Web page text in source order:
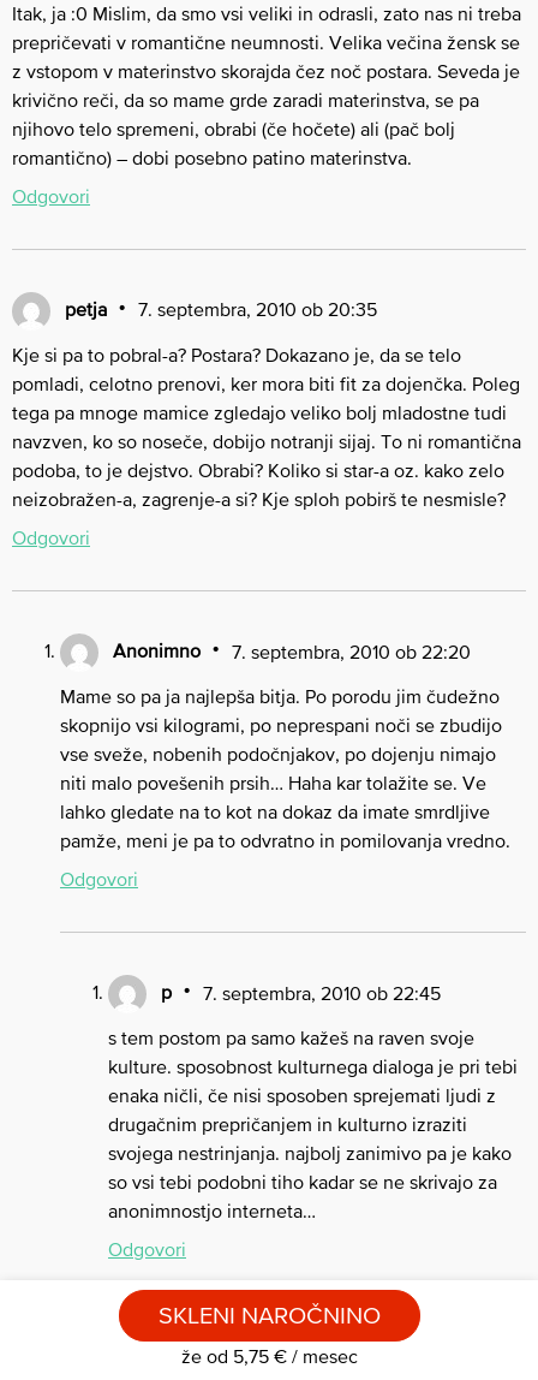
Itak, ja :0 Mislim, da smo vsi veliki in odrasli, zato nas ni treba
prepričevati v romantične neumnosti. Velika večina žensk se
z vstopom v materinstvo skorajda čez noč postara. Seveda je
krivično reči, da so mame grde zaradi materinstva, se pa
njihovo telo spremeni, obrabi (če hočete) ali (pač bolj
romantično) – dobi posebno patino materinstva.
Odgovori
petja 7. septembra, 2010 ob 20:35
Kje si pa to pobral-a? Postara? Dokazano je, da se telo
pomladi, celotno prenovi, ker mora biti fit za dojenčka. Poleg
tega pa mnoge mamice zgledajo veliko bolj mladostne tudi
navzven, ko so noseče, dobijo notranji sijaj. To ni romantična
podoba, to je dejstvo. Obrabi? Koliko si star-a oz. kako zelo
neizobražen-a, zagrenje-a si? Kje sploh pobirš te nesmisle?
Odgovori
Anonimno 7. septembra, 2010 ob 22:20
Mame so pa ja najlepša bitja. Po porodu jim čudežno
skopnijo vsi kilogrami, po neprespani noči se zbudijo
vse sveže, nobenih podočnjakov, po dojenju nimajo
niti malo povešenih prsih… Haha kar tolažite se. Ve
lahko gledate na to kot na dokaz da imate smrdljive
pamže, meni je pa to odvratno in pomilovanja vredno.
Odgovori
p 7. septembra, 2010 ob 22:45
s tem postom pa samo kažeš na raven svoje
kulture. sposobnost kulturnega dialoga je pri tebi
enaka ničli, če nisi sposoben sprejemati ljudi z
drugačnim prepričanjem in kulturno izraziti
svojega nestrinjanja. najbolj zanimivo pa je kako
so vsi tebi podobni tiho kadar se ne skrivajo za
anonimnostjo interneta…
Odgovori
8. septembra, 2010 ob 12:27
SKLENI NAROČNINO
že od 5,75 € / mesec